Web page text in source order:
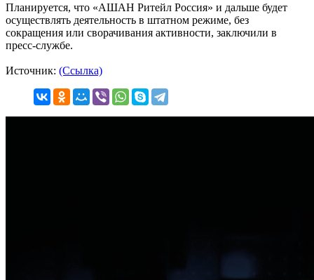
Планируется, что «АШАН Ритейл Россия» и дальше будет
осуществлять деятельность в штатном режиме, без
сокращения или сворачивания активности, заключили в
пресс-службе.
Источник: (Ссылка)